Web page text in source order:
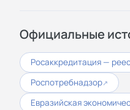
Официальные
Росаккредитация —
Роспотребнадзор↗
Евразийская